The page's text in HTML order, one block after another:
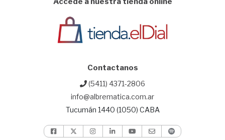
Contactanos
(5411) 4371-2806
info@albrematica.com.ar
Tucumán 1440 (1050) CABA